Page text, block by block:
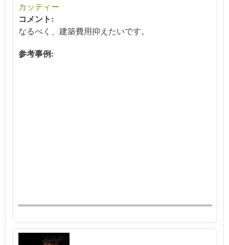
カッティー
コメント:
なるべく、建築費用抑えたいです。
参考事例: